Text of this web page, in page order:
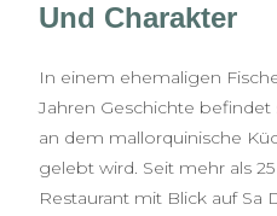
Und Charakter
In einem ehemaligen
Jahren Geschichte befindet
an dem mallorquinische
gelebt wird. Seit mehr als
Restaurant mit Blick auf Sa